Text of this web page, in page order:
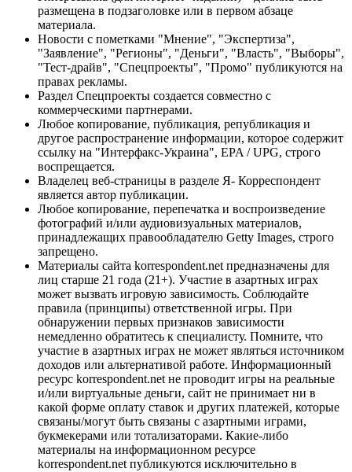
размещена в подзаголовке или в первом абзаце
материала.
Новости с пометками "Мнение", "Экспертиза",
"Заявление", "Регионы", "Деньги", "Власть", "Выборы",
"Тест-драйв", "Спецпроекты", "Промо" публикуются на
правах рекламы.
Раздел Спецпроекты создается совместно с
коммерческими партнерами.
Любое копирование, публикация, републикация и
другое распространение информации, которое содержит
ссылку на "Интерфакс-Украина", EPA / UPG, строго
воспрещается.
Владелец веб-страницы в разделе Я- Корреспондент
является автор публикации.
Любое копирование, перепечатка и воспроизведение
фотографий и/или аудиовизуальных материалов,
принадлежащих правообладателю Getty Images, строго
запрещено.
Материалы сайта korrespondent.net предназначены для
лиц старше 21 года (21+). Участие в азартных играх
может вызвать игровую зависимость. Соблюдайте
правила (принципы) ответственной игры. При
обнаружении первых признаков зависимости
немедленно обратитесь к специалисту. Помните, что
участие в азартных играх не может являться источником
доходов или альтернативой работе. Информационный
ресурс korrespondent.net не проводит игры на реальные
и/или виртуальные деньги, сайт не принимает ни в
какой форме оплату ставок и других платежей, которые
связаны/могут быть связаны с азартными играми,
букмекерами или тотализаторами. Какие-либо
материалы на информационном ресурсе
korrespondent.net публикуются исключительно в